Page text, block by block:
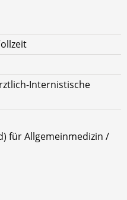
Internistische
für Allgemeinmedizin /